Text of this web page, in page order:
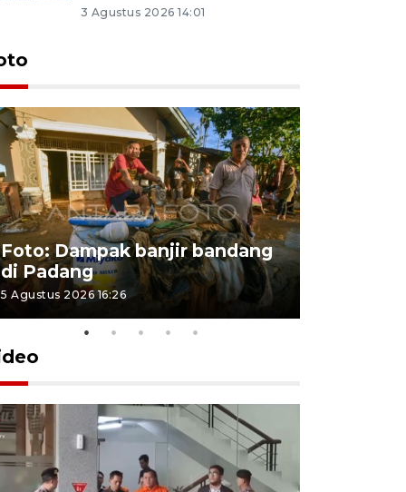
3 Agustus 2026 14:01
Foto: Dampak banjir bandang
di Padang
5 Agustus 2026 16:26